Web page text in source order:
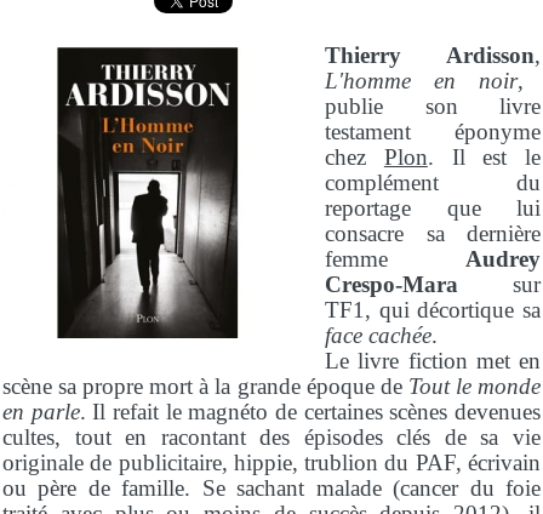
Thierry Ardisson,
L'homme en noir,
publie son livre
testament éponyme
chez Plon. Il est le
complément du
reportage que lui
consacre sa dernière
femme Audrey
Crespo-Mara sur
TF1, qui décortique sa
face cachée.
Le livre fiction met en
scène sa propre mort à la grande époque de Tout le monde
en parle. Il refait le magnéto de certaines scènes devenues
cultes, tout en racontant des épisodes clés de sa vie
originale de publicitaire, hippie, trublion du PAF, écrivain
ou père de famille. Se sachant malade (cancer du foie